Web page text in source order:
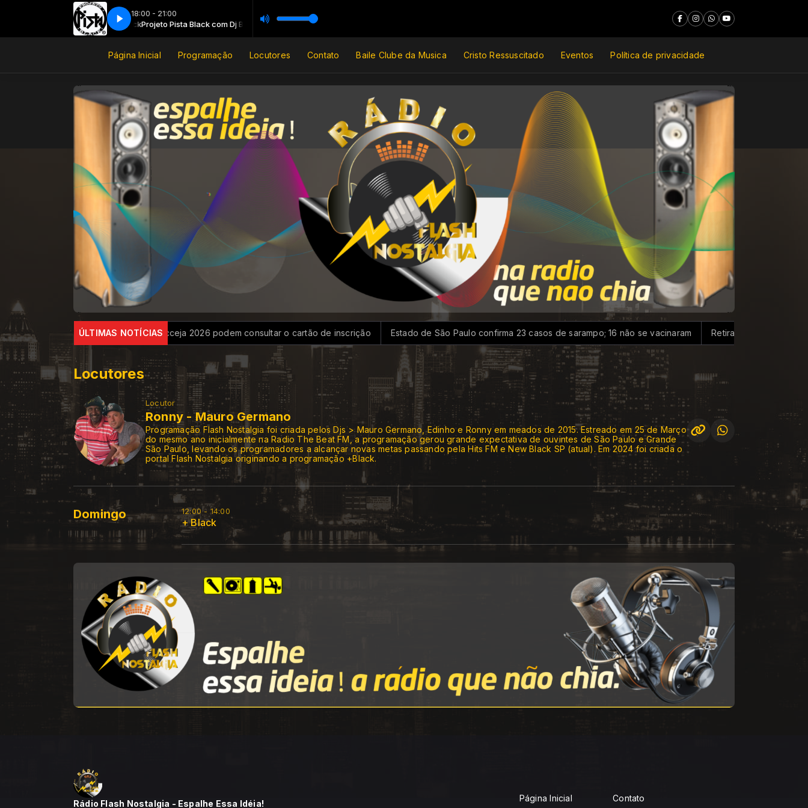
18:00 - 21:00
com Dj Bolinha Pista BlackProjeto Pista Black com Dj Bolinha Pista Black
Página Inicial Programação Locutores Contato Baile Clube da Musica Cristo Ressuscitado Eventos Política de privacidade
ÚLTIMAS NOTÍCIAS
no Brasil Candidatos do Encceja 2026 podem consultar o cartão de inscrição Estado de São Paulo confirma 23 casos de sarampo; 16 não se vacinaram Retiradas da poupança
Locutores
Locutor
Ronny - Mauro Germano
Programação Flash Nostalgia foi criada pelos Djs > Mauro Germano, Edinho e Ronny em meados de 2015. Estreado em 25 de Março
do mesmo ano inicialmente na Radio The Beat FM, a programação gerou grande expectativa de ouvintes de São Paulo e Grande
São Paulo, levando os programadores a alcançar novas metas passando pela Hits FM e New Black SP (atual). Em 2024 foi criada o
portal Flash Nostalgia originando a programação +Black.
Domingo 12:00 - 14:00
+ Black
Rádio Flash Nostalgia - Espalhe Essa Idéia!
Página Inicial Contato